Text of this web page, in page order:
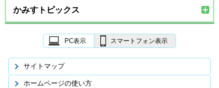
かみすトピックス
PC表示 スマートフォン表示
サイトマップ
ホームページの使い方